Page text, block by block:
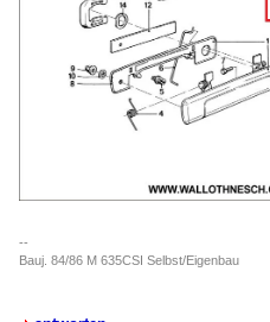
--
Bauj. 84/86 M 635CSI Selbst/Eigenbau